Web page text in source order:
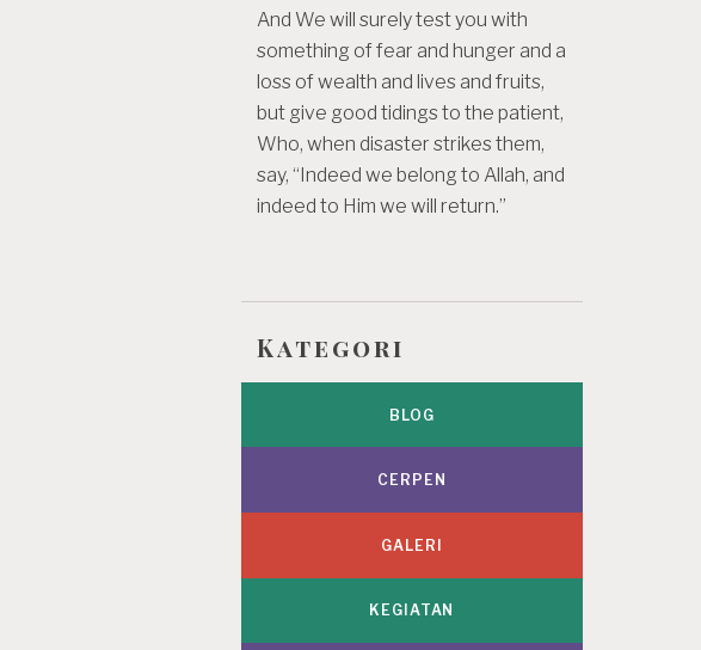
And We will surely test you with
something of fear and hunger and a
loss of wealth and lives and fruits,
but give good tidings to the patient,
Who, when disaster strikes them,
say, “Indeed we belong to Allah, and
indeed to Him we will return.”
Kategori
BLOG
CERPEN
GALERI
KEGIATAN